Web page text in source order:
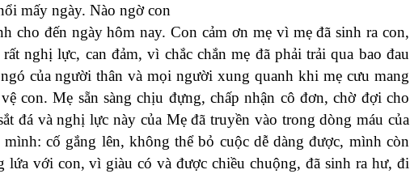
mấy ngày. Nào ngờ con
cho đến ngày hôm nay. Con cảm ơn mẹ vì mẹ đã sinh ra con,
nghị lực, can đảm, vì chắc chắn mẹ đã phải trải qua bao đau
của người thân và mọi người xung quanh khi mẹ cưu mang
con. Mẹ sẵn sàng chịu đựng, chấp nhận cô đơn, chờ đợi cho
đá và nghị lực này của Mẹ đã truyền vào trong dòng máu của
cố gắng lên, không thể bỏ cuộc dễ dàng được, mình còn
lứa với con, vì giàu có và được chiều chuộng, đã sinh ra hư, đi